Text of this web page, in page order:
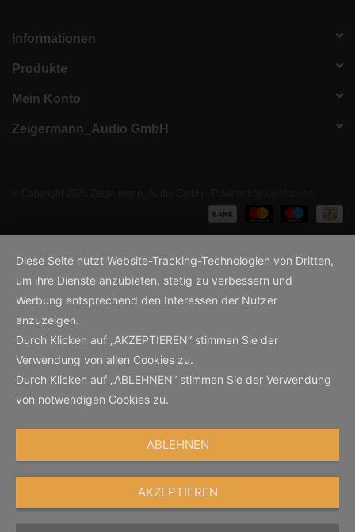
Informationen
Produkte
Mein Konto
Zeigermann_Audio GmbH
Diese Seite nutzt Website-Tracking-Technologien von Dritten,
um ihre Dienste anzubieten, stetig zu verbessern und
Werbung entsprechend den Interessen der Nutzer
anzuzeigen.
Durch Klicken auf „AKZEPTIEREN“ stimmen Sie der
Verwendung von allen Cookies zu.
Durch Klicken auf „ABLEHNEN“ stimmen Sie der Verwendung
von notwendigen Cookies zu.
ABLEHNEN
AKZEPTIEREN